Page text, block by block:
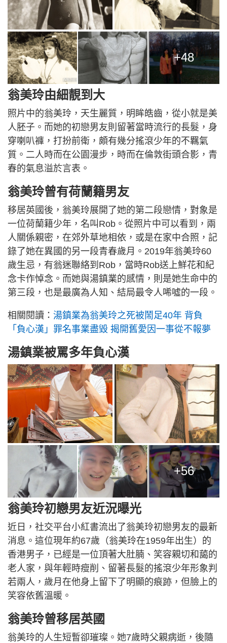
+48
翁美玲由細靚到大
照片中的翁美玲，天生麗質，明眸皓齒，從小就是美
人胚子。而她的初戀男友則留著當時流行的長髮，身
穿喇叭褲，打扮前衛，頗有幾分搖滾少年的不羈氣
質。二人時而在公園漫步，時而在倫敦街頭合影，青
春的氣息溢於言表。
翁美玲曾有荷蘭籍男友
移居英國後，翁美玲展開了她的第二段戀情，對象是
一位荷蘭籍少年，名叫Rob。從照片中可以看到，兩
人關係親密，在郊外草地相依，或是在家中合照，記
錄了她在異國的另一段青春歲月。2019年翁美玲60
歲生忌，有翁迷聯絡到Rob，當時Rob送上鮮花和紀
念卡作悼念。而她與湯鎮業的感情，則是她生命中的
第三段，也是最廣為人知、結局最令人唏噓的一段。
相關閱讀： 湯鎮業為翁美玲之死被鬧足40年 背負
「負心漢」罪名事業盡毀 揭開舊愛因一事從不報夢
湯鎮業被罵多年負心漢
+56
翁美玲初戀男友近況曝光
近日，社交平台小紅書流出了翁美玲初戀男友的最新
消息。這位現年約67歲（翁美玲在1959年出生）的
香港男子，已經是一位頂著大肚腩、笑容親切和藹的
老人家，與年輕時瘦削、留著長髮的搖滾少年形象判
若兩人，歲月在他身上留下了明顯的痕跡，但臉上的
笑容依舊溫暖。
翁美玲曾移居英國
翁美玲的人生短暫卻璀璨。她7歲時父親病逝，後隨